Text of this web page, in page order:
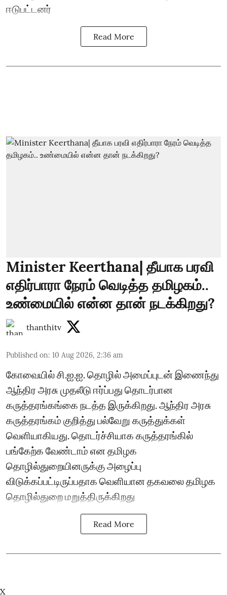
ஈடுபட்டனர்
Read More
Minister Keerthana| தீயாக பரவி
எதிர்பாரா நேரம் வெடித்த தமிழகம்..
உண்மையில் என்ன தான் நடக்கிறது?
thanthitv
Published on: 10 Aug 2026, 2:36 am
கோவையில் சி.ஐ.ஐ. தொழில் அமைப்புடன் இணைந்து
ஆந்திர அரசு முதலீடு ஈர்ப்பது தொடர்பான
கருத்தரங்கங்கை நடத்த இருக்கிறது. ஆந்திர அரசு
கருத்தரங்கம் குறித்து பல்வேறு கருத்துக்கள்
வெளியாகியது. தொடர்ச்சியாக கருத்தரங்கில்
பங்கேற்க வேண்டாம் என தமிழக
தொழில்துறையினருக்கு அழைப்பு
விடுக்கப்பட்டிருப்பதாக வெளியான தகவலை தமிழக
தொழில்துறை மறுத்திருக்கிறது
Read More
X